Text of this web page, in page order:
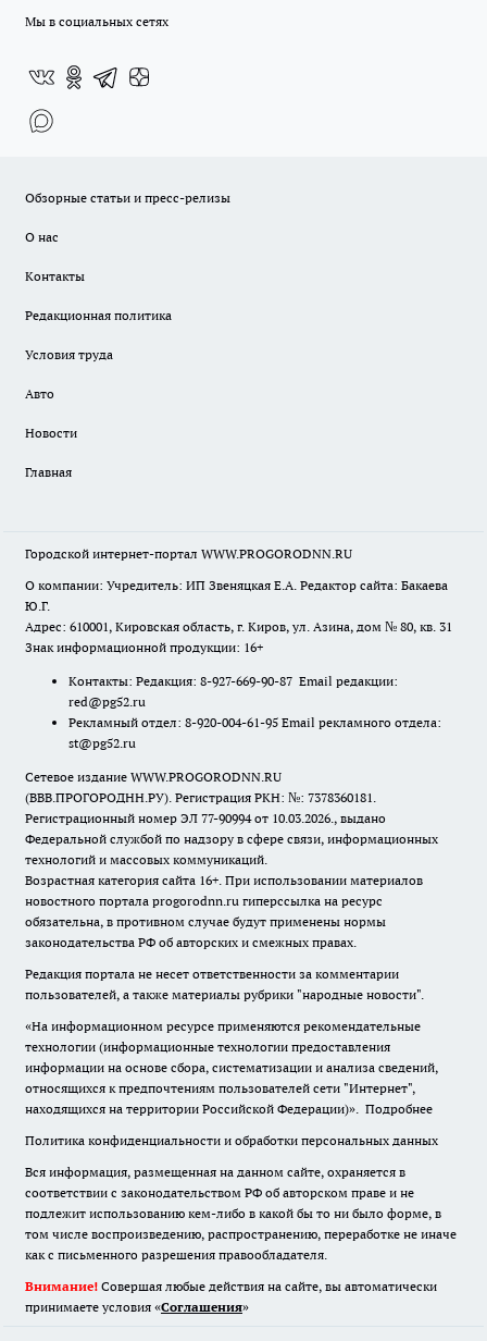
Мы в социальных сетях
Обзорные статьи и пресс-релизы
О нас
Контакты
Редакционная политика
Условия труда
Авто
Новости
Главная
Городской интернет-портал WWW.PROGORODNN.RU
О компании: Учредитель: ИП Звеняцкая Е.А. Редактор сайта: Бакаева
Ю.Г.
Адрес: 610001, Кировская область, г. Киров, ул. Азина, дом № 80, кв. 31
Знак информационной продукции: 16+
Контакты: Редакция: 8-927-669-90-87 Email редакции:
red@pg52.ru
Рекламный отдел: 8-920-004-61-95 Email рекламного отдела:
st@pg52.ru
Сетевое издание WWW.PROGORODNN.RU
(ВВВ.ПРОГОРОДНН.РУ). Регистрация РКН: №: 7378360181.
Регистрационный номер ЭЛ 77-90994 от 10.03.2026., выдано
Федеральной службой по надзору в сфере связи, информационных
технологий и массовых коммуникаций.
Возрастная категория сайта 16+. При использовании материалов
новостного портала progorodnn.ru гиперссылка на ресурс
обязательна, в противном случае будут применены нормы
законодательства РФ об авторских и смежных правах.
Редакция портала не несет ответственности за комментарии
пользователей, а также материалы рубрики "народные новости".
«На информационном ресурсе применяются рекомендательные
технологии (информационные технологии предоставления
информации на основе сбора, систематизации и анализа сведений,
относящихся к предпочтениям пользователей сети "Интернет",
находящихся на территории Российской Федерации)». Подробнее
Политика конфиденциальности и обработки персональных данных
Вся информация, размещенная на данном сайте, охраняется в
соответствии с законодательством РФ об авторском праве и не
подлежит использованию кем-либо в какой бы то ни было форме, в
том числе воспроизведению, распространению, переработке не иначе
как с письменного разрешения правообладателя.
Внимание! Совершая любые действия на сайте, вы автоматически
принимаете условия «Cоглашения»